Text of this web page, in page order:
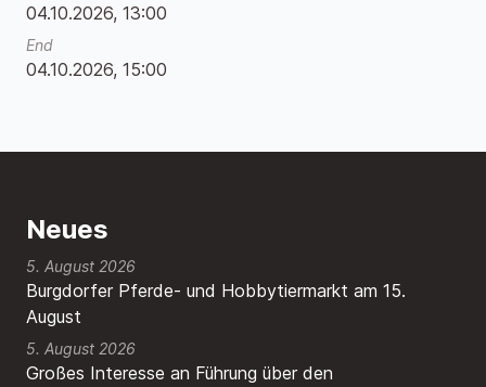
04.10.2026, 13:00
End
04.10.2026, 15:00
Neues
Burgdorfer Pferde- und Hobbytiermarkt am 15.
August
5. August 2026
Großes Interesse an Führung über den
5. August 2026